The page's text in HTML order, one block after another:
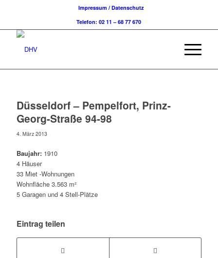
Impressum / Datenschutz
Telefon: 02 11 – 68 77 670
Düsseldorf – Pempelfort, Prinz-
Georg-Straße 94-98
4. März 2013
Baujahr:1910
4 Häuser
33 Miet -Wohnungen
Wohnfläche 3.563 m²
5 Garagen und 4 Stell-Plätze
Eintrag teilen